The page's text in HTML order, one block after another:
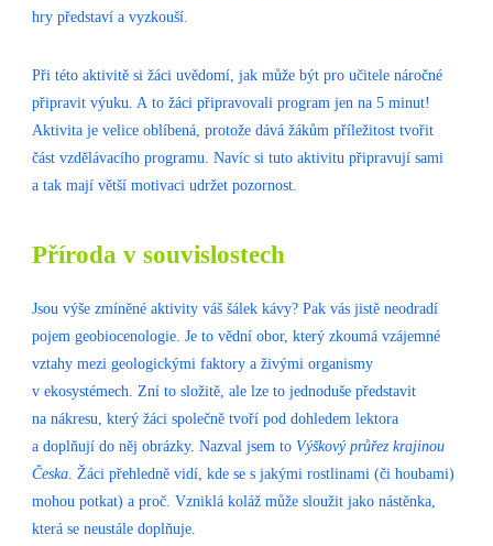
hry představí a vyzkouší.
Při této aktivitě si žáci uvědomí, jak může být pro učitele náročné
připravit výuku. A to žáci připravovali program jen na 5 minut!
Aktivita je velice oblíbená, protože dává žákům příležitost tvořit
část vzdělávacího programu. Navíc si tuto aktivitu připravují sami
a tak mají větší motivaci udržet pozornost.
Příroda v souvislostech
Jsou výše zmíněné aktivity váš šálek kávy? Pak vás jistě neodradí
pojem geobiocenologie. Je to vědní obor, který zkoumá vzájemné
vztahy mezi geologickými faktory a živými organismy
v ekosystémech. Zní to složitě, ale lze to jednoduše představit
na nákresu, který žáci společně tvoří pod dohledem lektora
a doplňují do něj obrázky. Nazval jsem to Výškový průřez krajinou
Česka. Žáci přehledně vidí, kde se s jakými rostlinami (či houbami)
mohou potkat) a proč. Vzniklá koláž může sloužit jako nástěnka,
která se neustále doplňuje.